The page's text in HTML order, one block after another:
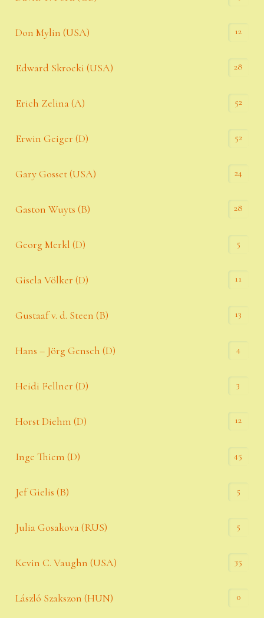
Don Mylin (USA) 12
Edward Skrocki (USA) 28
Erich Zelina (A) 52
Erwin Geiger (D) 52
Gary Gosset (USA) 24
Gaston Wuyts (B) 28
Georg Merkl (D) 5
Gisela Völker (D) 11
Gustaaf v. d. Steen (B) 13
Hans – Jörg Gensch (D) 4
Heidi Fellner (D) 3
Horst Diehm (D) 12
Inge Thiem (D) 45
Jef Gielis (B) 5
Julia Gosakova (RUS) 5
Kevin C. Vaughn (USA) 35
László Szakszon (HUN) 0